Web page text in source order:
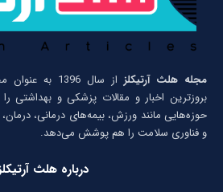
مجله هلث آرتیکلز
از سال 1396
بروزترین اخبار و مقالات پزشکی و بهداشتی
حوزه‌هایی مانند ورزش، بیمه‌های درمانی،
و فناوری سلامت را هم پوشش می‌دهد.
درباره هلث